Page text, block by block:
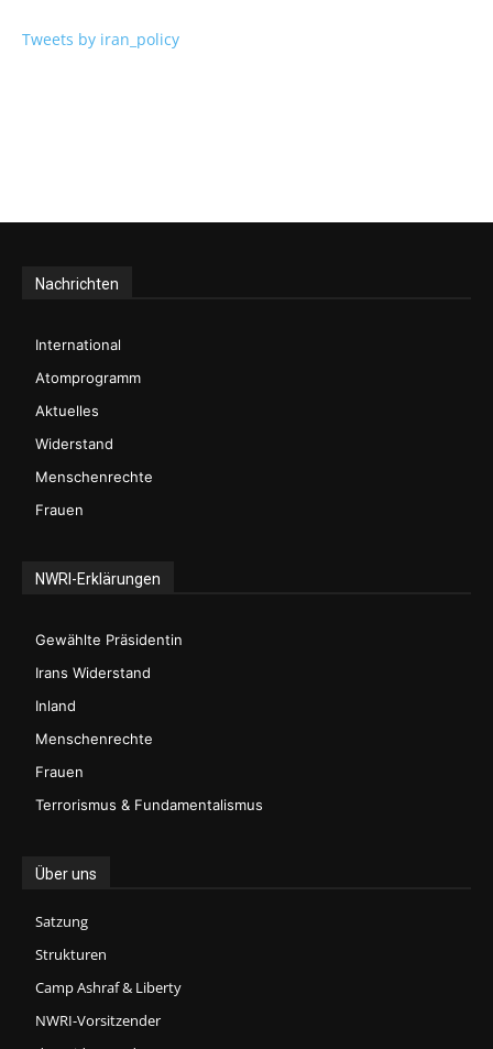
Tweets by iran_policy
Nachrichten
International
Atomprogramm
Aktuelles
Widerstand
Menschenrechte
Frauen
NWRI-Erklärungen
Gewählte Präsidentin
Irans Widerstand
Inland
Menschenrechte
Frauen
Terrorismus & Fundamentalismus
Über uns
Satzung
Strukturen
Camp Ashraf & Liberty
NWRI-Vorsitzender